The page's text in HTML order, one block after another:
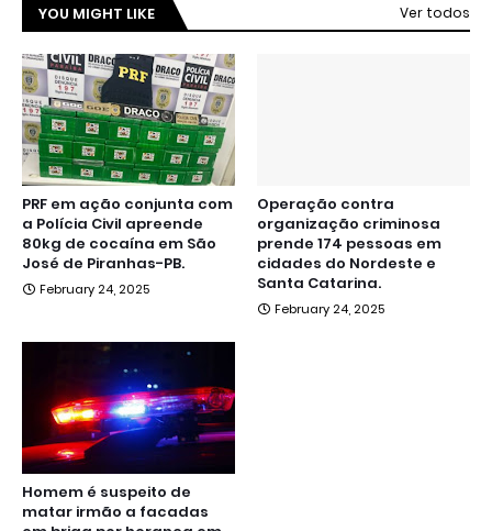
YOU MIGHT LIKE Ver todos
PRF em ação conjunta com
a Polícia Civil apreende
80kg de cocaína em São
José de Piranhas-PB.
February 24, 2025
Operação contra
organização criminosa
prende 174 pessoas em
cidades do Nordeste e
Santa Catarina.
February 24, 2025
Homem é suspeito de
matar irmão a facadas